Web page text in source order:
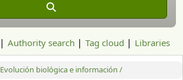
Authority search Tag cloud Libraries
Evolución biológica e información /